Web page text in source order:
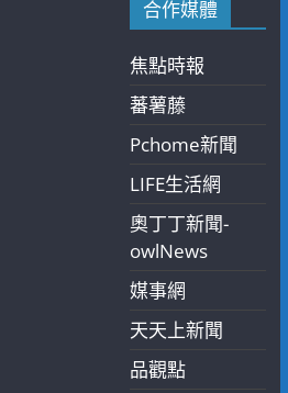
合作媒體
焦點時報
蕃薯藤
Pchome新聞
LIFE生活網
奧丁丁新聞-
owlNews
媒事網
天天上新聞
品觀點